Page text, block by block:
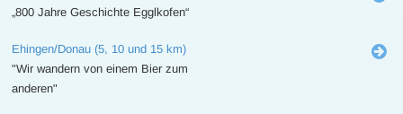
„800 Jahre Geschichte Egglkofen“
Ehingen/Donau (5, 10 und 15 km)
"Wir wandern von einem Bier zum
anderen"